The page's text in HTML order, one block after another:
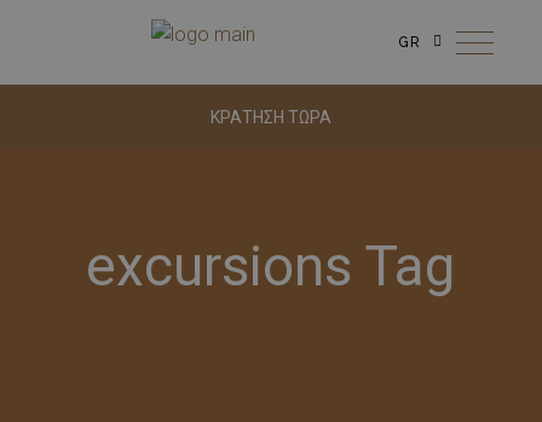
GR
ΚΡΑΤΗΣΗ ΤΩΡΑ
excursions Tag